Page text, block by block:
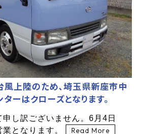
上陸のため、埼玉県新座市中
ーはクローズとなります。
し訳ございません。6月4日
業となります。
Read More